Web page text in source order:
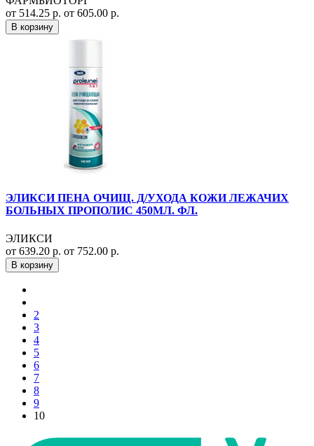
от 514.25 р. от 605.00 р.
В корзину
ЭЛИКСИ ПЕНА ОЧИЩ. Д/УХОДА КОЖИ ЛЕЖАЧИХ
БОЛЬНЫХ ПРОПОЛИС 450МЛ. ФЛ.
ЭЛИКСИ
от 639.20 р. от 752.00 р.
В корзину
2
3
4
5
6
7
8
9
10